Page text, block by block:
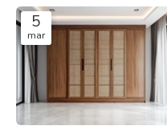
5
mar